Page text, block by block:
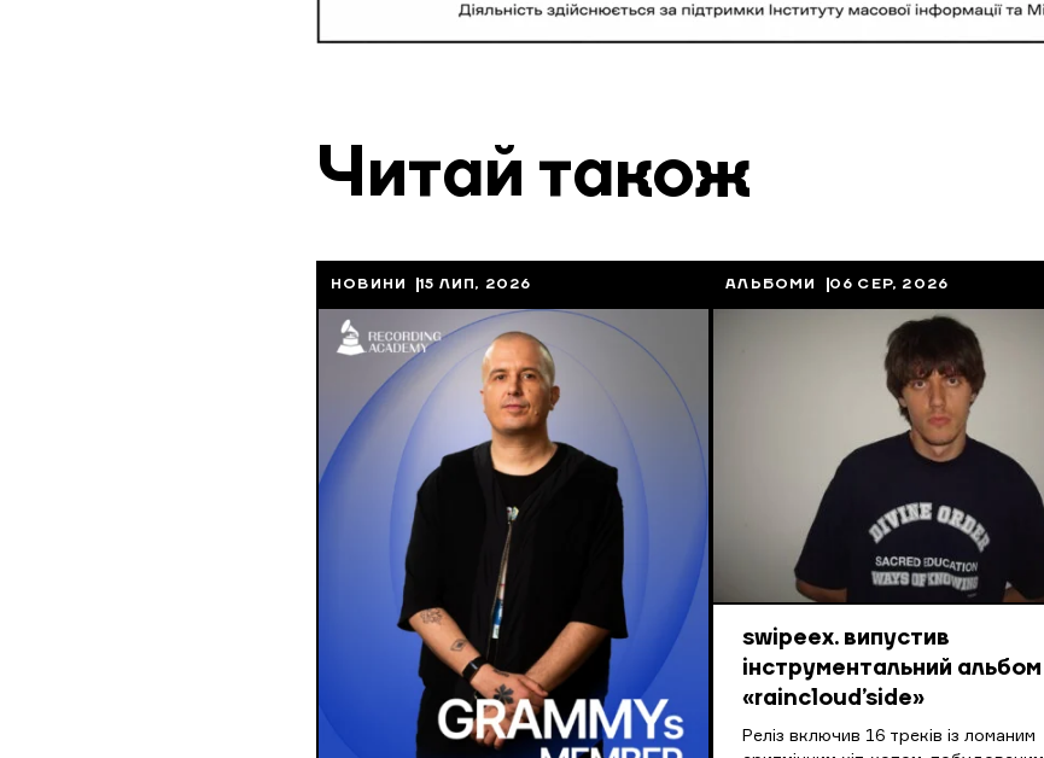
Читай також
НОВИНИ 15 ЛИП, 2026 АЛЬБОМИ 06 СЕР, 2026
swipeex. випустив
інструментальний альбом
«raincloud’side»
Реліз включив 16 треків із ломаним